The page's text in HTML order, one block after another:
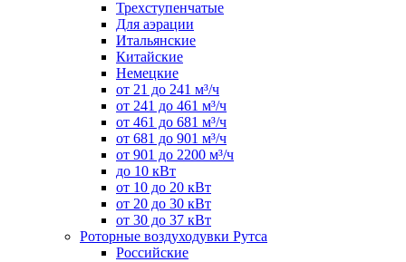
Трехступенчатые
Для аэрации
Итальянские
Китайские
Немецкие
от 21 до 241 м³/ч
от 241 до 461 м³/ч
от 461 до 681 м³/ч
от 681 до 901 м³/ч
от 901 до 2200 м³/ч
до 10 кВт
от 10 до 20 кВт
от 20 до 30 кВт
от 30 до 37 кВт
Роторные воздуходувки Рутса
Российские